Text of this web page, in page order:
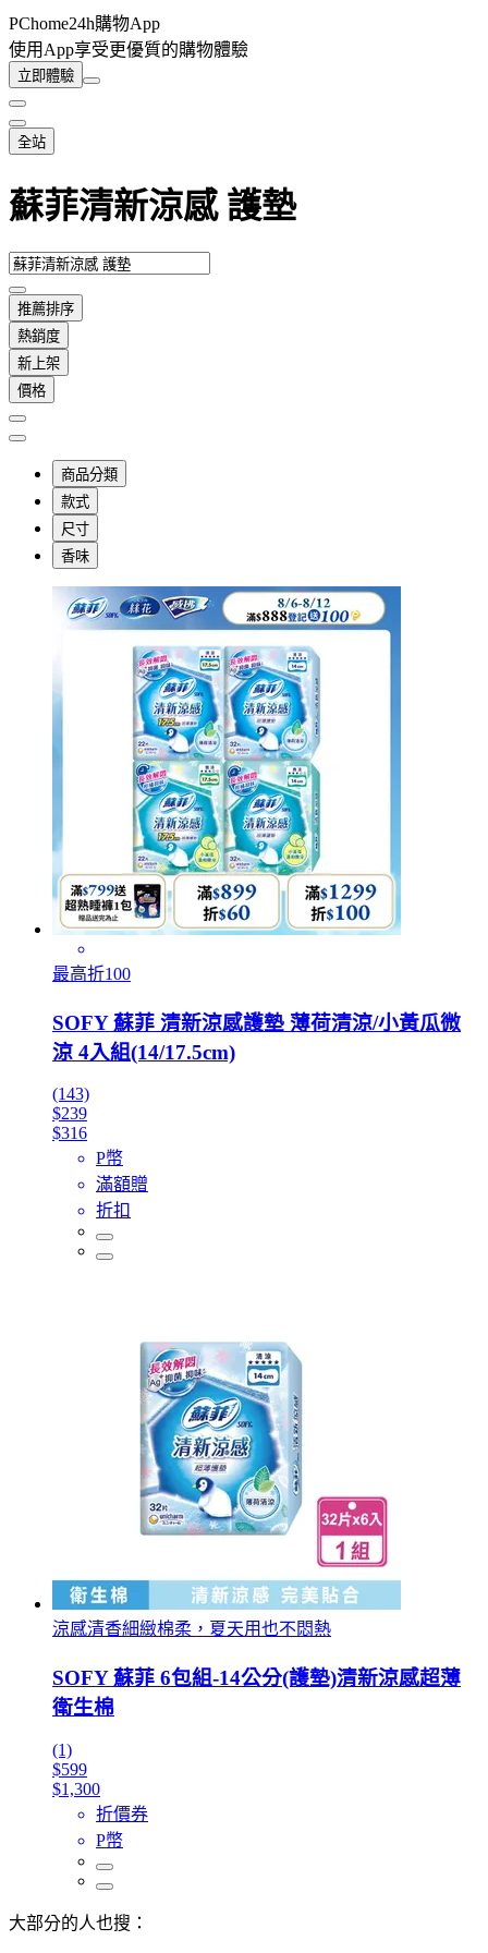
PChome24h購物App
使用App享受更優質的購物體驗
立即體驗
全站
蘇菲清新涼感 護墊
推薦排序
熱銷度
新上架
價格
商品分類
款式
尺寸
香味
最高折100
SOFY 蘇菲 清新涼感護墊 薄荷清涼/小黃瓜微
涼 4入組(14/17.5cm)
(143)
$239
$316
P幣
滿額贈
折扣
涼感清香細緻棉柔，夏天用也不悶熱
SOFY 蘇菲 6包組-14公分(護墊)清新涼感超薄
衛生棉
(1)
$599
$1,300
折價券
P幣
大部分的人也搜：